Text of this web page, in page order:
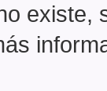
existe,